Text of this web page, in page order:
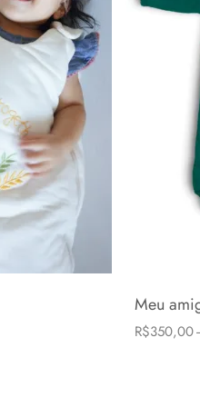
Meu
R$350,00
6-24 meses